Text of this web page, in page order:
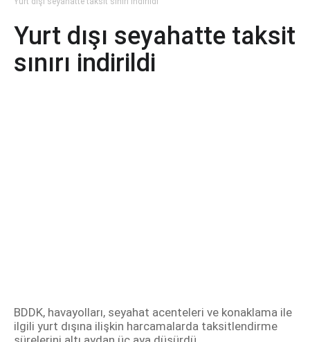
Yurt dışı seyahatte taksit
sınırı indirildi
BDDK, havayolları, seyahat acenteleri ve konaklama ile
ilgili yurt dışına ilişkin harcamalarda taksitlendirme